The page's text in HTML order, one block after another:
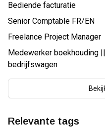
Bediende facturatie
Senior Comptable FR/EN
Freelance Project Manager
Medewerker boekhouding
bedrijfswagen
Relevante tags